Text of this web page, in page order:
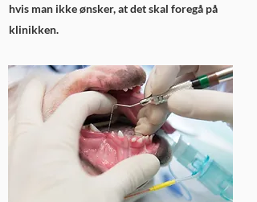
hvis man ikke ønsker, at det skal foregå på
klinikken.